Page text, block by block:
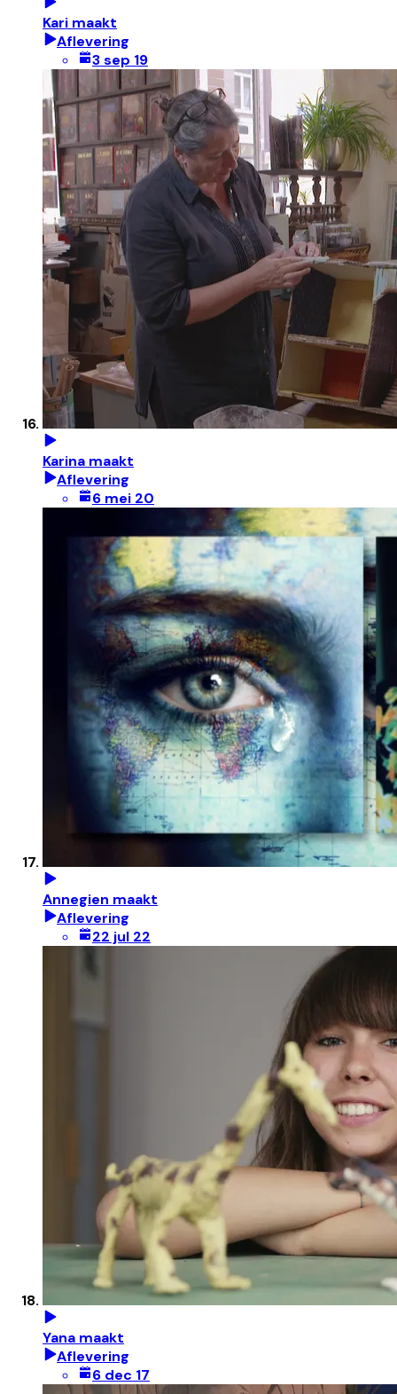
Kari maakt
Aflevering
3 sep 19
Karina maakt
Aflevering
6 mei 20
Annegien maakt
Aflevering
22 jul 22
Yana maakt
Aflevering
6 dec 17